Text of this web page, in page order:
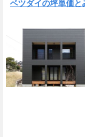
ベツダイの坪単価と